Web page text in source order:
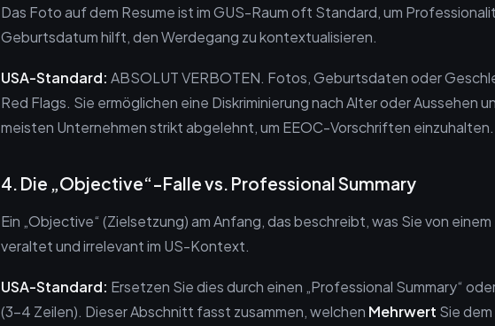
Das Foto auf dem Resume ist im GUS-Raum oft Standard, um
Geburtsdatum hilft, den Werdegang zu kontextualisieren.
USA-Standard: ABSOLUT VERBOTEN. Fotos, Geburtsdaten oder
Red Flags. Sie ermöglichen eine Diskriminierung nach Alter oder Aussehen
meisten Unternehmen strikt abgelehnt, um EEOC-Vorschriften einzuhalten.
4. Die „Objective“-Falle vs. Professional Summary
Ein „Objective“ (Zielsetzung) am Anfang, das beschreibt, was Sie von
veraltet und irrelevant im US-Kontext.
USA-Standard: Ersetzen Sie dies durch einen „Professional Summary“
(3-4 Zeilen). Dieser Abschnitt fasst zusammen, welchen Mehrwert Sie